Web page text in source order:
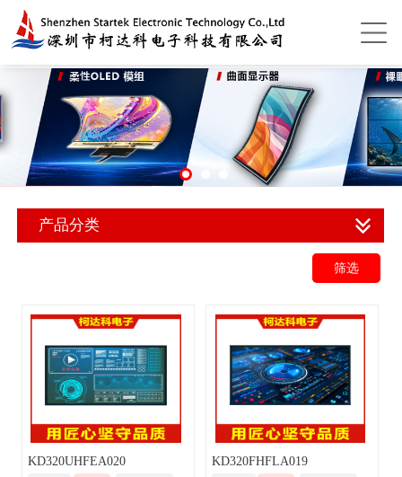
产品分类
筛选
KD320UHFEA020 KD320FHFLA019